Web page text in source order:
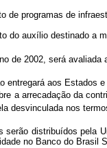
de programas de
do auxílio destinado a
de 2002, será
entregará aos Estados
a arrecadação da
desvinculada nos
serão distribuídos pela
no Banco do